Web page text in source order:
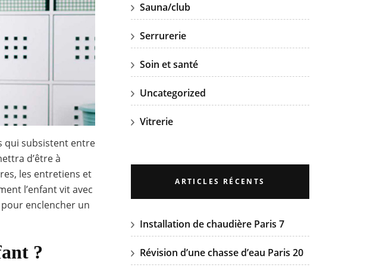
qui subsistent entre
d’être à
les entretiens et
l’enfant vit avec
enclencher un
?
Sauna/club
Serrurerie
Soin et santé
Uncategorized
Vitrerie
ARTICLES RÉCENTS
Installation de chaudière Paris 7
Révision d’une chasse d’eau Paris 20